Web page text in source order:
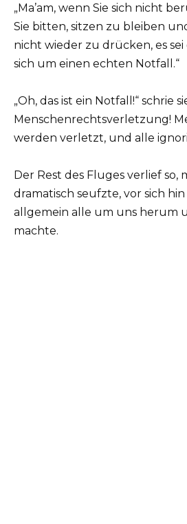
„Ma’am, wenn Sie sich nicht
Sie bitten, sitzen zu bleiben
nicht wieder zu drücken, es
sich um einen echten Notfall.“
„Oh, das ist ein Notfall!“ schrie
Menschenrechtsverletzung!
werden verletzt, und alle
Der Rest des Fluges verlief so,
dramatisch seufzte, vor sich
allgemein alle um uns herum
machte.